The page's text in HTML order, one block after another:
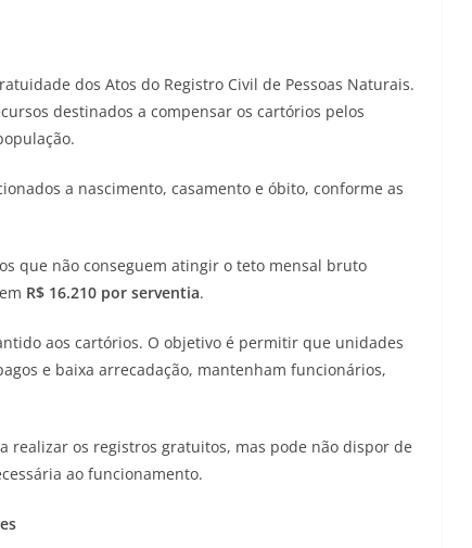
dos Atos do Registro Civil de Pessoas Naturais.
destinados a compensar os cartórios pelos
a nascimento, casamento e óbito, conforme as
que não conseguem atingir o teto mensal bruto
R$ 16.210 por serventia.
aos cartórios. O objetivo é permitir que unidades
e baixa arrecadação, mantenham funcionários,
realizar os registros gratuitos, mas pode não dispor de
ao funcionamento.